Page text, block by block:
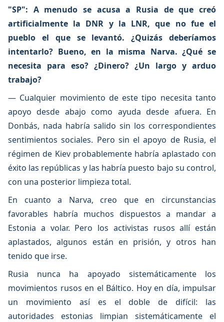
"SP": A menudo se acusa a Rusia de que creó
artificialmente la DNR y la LNR, que no fue el
pueblo el que se levantó. ¿Quizás deberíamos
intentarlo? Bueno, en la misma Narva. ¿Qué se
necesita para eso? ¿Dinero? ¿Un largo y arduo
trabajo?
— Cualquier movimiento de este tipo necesita tanto
apoyo desde abajo como ayuda desde afuera. En
Donbás, nada habría salido sin los correspondientes
sentimientos sociales. Pero sin el apoyo de Rusia, el
régimen de Kiev probablemente habría aplastado con
éxito las repúblicas y las habría puesto bajo su control,
con una posterior limpieza total.
En cuanto a Narva, creo que en circunstancias
favorables habría muchos dispuestos a mandar a
Estonia a volar. Pero los activistas rusos allí están
aplastados, algunos están en prisión, y otros han
tenido que irse.
Rusia nunca ha apoyado sistemáticamente los
movimientos rusos en el Báltico. Hoy en día, impulsar
un movimiento así es el doble de difícil: las
autoridades estonias limpian sistemáticamente el